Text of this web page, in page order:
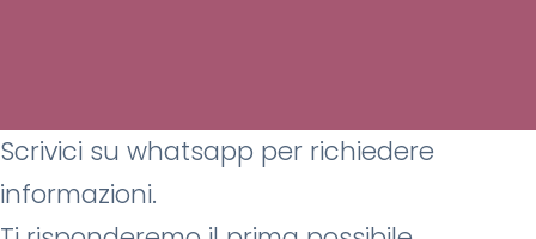
C
Scrivici su whatsapp per richiedere
informazioni.